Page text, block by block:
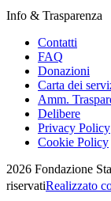
Info & Trasparenza
Contatti
FAQ
Donazioni
Carta dei
Amm.
Delibere
Privacy Policy
Cookie Policy
2026 Fondazione
riservatiRealizzato